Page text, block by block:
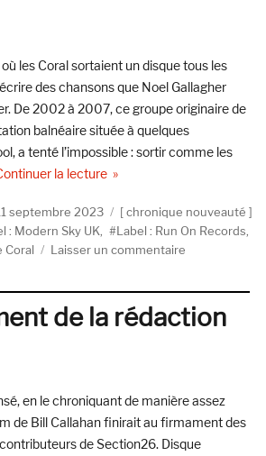
où les Coral sortaient un disque tous les
des chansons que Noel Gallagher
De 2002 à 2007, ce groupe originaire de
balnéaire située à quelques
a tenté l’impossible : sortir comme les
la lecturede « The Coral, Sea Of
septembre 2023 Catégories
chronique nouveauté
: Modern Sky UK Label : Run On Records
Coral Laisser un commentairesur
Sea
Of
UK
/
de la rédaction
en le chroniquant de manière assez
de Bill Callahan finirait au firmament des
de Section26. Disque